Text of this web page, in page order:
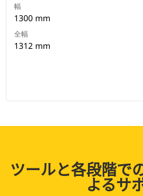
幅
1300 mm
全幅
1312 mm
ツールと各段階で
よるサ